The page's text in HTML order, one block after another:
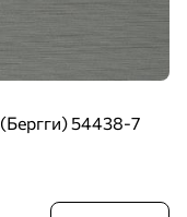
54438-7